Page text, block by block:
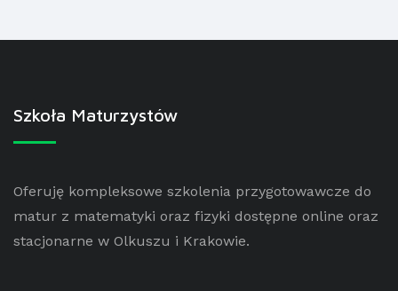
Szkoła Maturzystów
Oferuję kompleksowe szkolenia przygotowawcze do
matur z matematyki oraz fizyki dostępne online oraz
stacjonarne w Olkuszu i Krakowie.